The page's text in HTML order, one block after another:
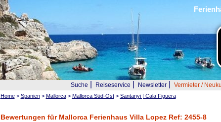
Suche Reiseservice Newsletter| Vermieter /
Home> Spanien> Mallorca> Mallorca Süd-Ost> Santanyi | Cala Figuera
Bewertungen für Mallorca Ferienhaus Villa Lopez Ref: 2455-8